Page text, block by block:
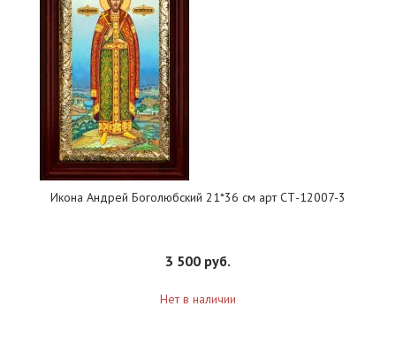
Икона Андрей Боголюбский 21*36 см арт СТ-12007-3
3 500 руб.
Нет в наличии